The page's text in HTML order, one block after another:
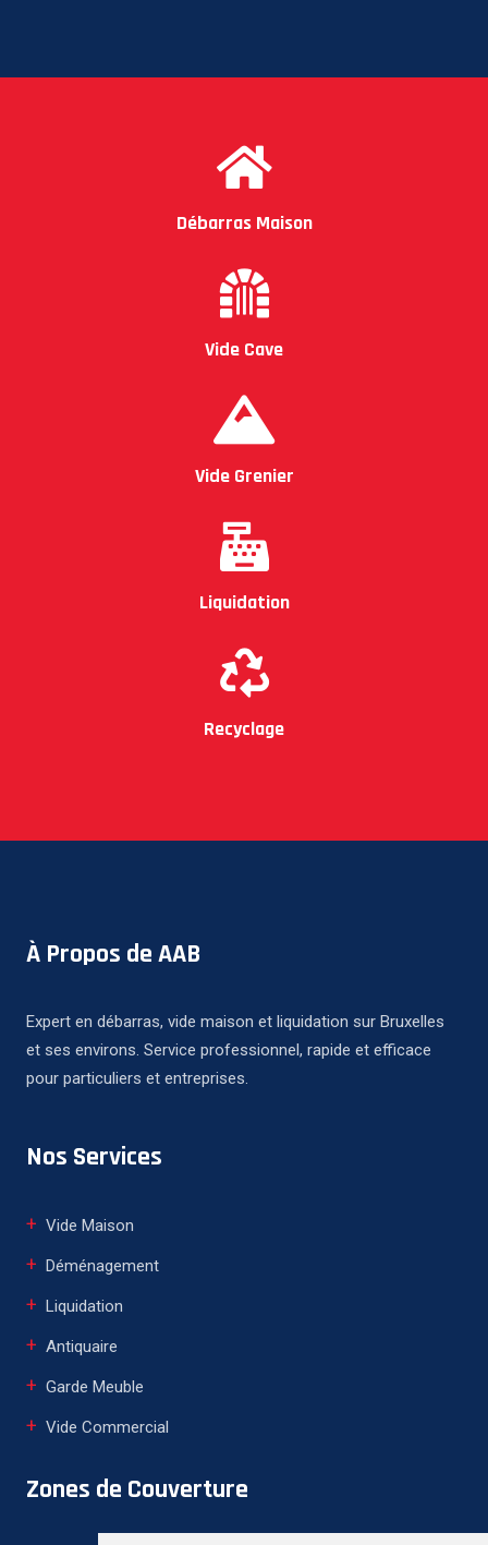
Débarras Maison
Vide Cave
Vide Grenier
Liquidation
Recyclage
À Propos de AAB
Expert en débarras, vide maison et liquidation sur Bruxelles
et ses environs. Service professionnel, rapide et efficace
pour particuliers et entreprises.
Nos Services
Vide Maison
Déménagement
Liquidation
Antiquaire
Garde Meuble
Vide Commercial
Zones de Couverture